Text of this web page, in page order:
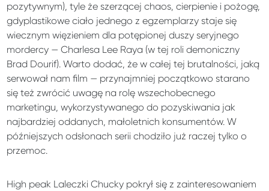
pozytywnym), tyle że szerzącej chaos, cierpienie i pożogę,
gdyplastikowe ciało jednego z egzemplarzy staje się
wiecznym więzieniem dla potępionej duszy seryjnego
mordercy — Charlesa Lee Raya (w tej roli demoniczny
Brad Dourif). Warto dodać, że w całej tej brutalności, jaką
serwował nam film — przynajmniej początkowo starano
się też zwrócić uwagę na rolę wszechobecnego
marketingu, wykorzystywanego do pozyskiwania jak
najbardziej oddanych, małoletnich konsumentów. W
późniejszych odsłonach serii chodziło już raczej tylko o
przemoc.
High peak Laleczki Chucky pokrył się z zainteresowaniem